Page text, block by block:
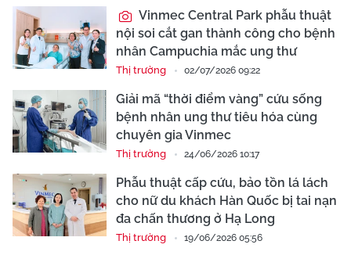
Vinmec Central Park phẫu thuật
nội soi cắt gan thành công cho bệnh
nhân Campuchia mắc ung thư
Thị trường 02/07/2026 09:22
Giải mã “thời điểm vàng” cứu sống
bệnh nhân ung thư tiêu hóa cùng
chuyên gia Vinmec
Thị trường 24/06/2026 10:17
Phẫu thuật cấp cứu, bảo tồn lá lách
cho nữ du khách Hàn Quốc bị tai nạn
đa chấn thương ở Hạ Long
Thị trường 19/06/2026 05:56